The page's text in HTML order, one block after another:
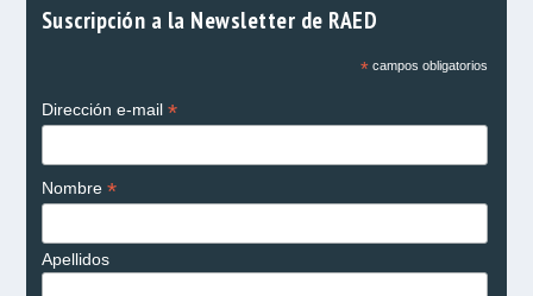
Suscripción a la Newsletter de RAED
*campos obligatorios
Dirección e-mail *
Nombre *
Apellidos